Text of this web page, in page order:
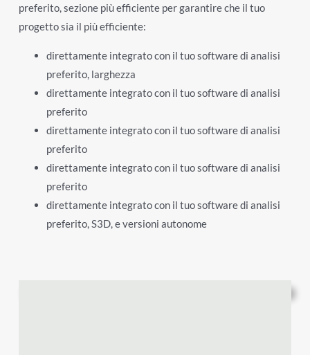
preferito, sezione più efficiente per garantire che il tuo
progetto sia il più efficiente:
direttamente integrato con il tuo software di analisi
preferito, larghezza
direttamente integrato con il tuo software di analisi
preferito
direttamente integrato con il tuo software di analisi
preferito
direttamente integrato con il tuo software di analisi
preferito
direttamente integrato con il tuo software di analisi
preferito, S3D, e versioni autonome